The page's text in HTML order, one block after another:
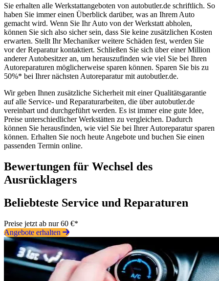
Sie erhalten alle Werkstattangeboten von autobutler.de schriftlich. So
haben Sie immer einen Überblick darüber, was an Ihrem Auto
gemacht wird. Wenn Sie Ihr Auto von der Werkstatt abholen,
können Sie sich also sicher sein, dass Sie keine zusätzlichen Kosten
erwarten. Stellt Ihr Mechaniker weitere Schäden fest, werden Sie
vor der Reparatur kontaktiert. Schließen Sie sich über einer Million
anderer Autobesitzer an, um herauszufinden wie viel Sie bei Ihren
Autoreparaturen möglicherweise sparen können. Sparen Sie bis zu
50%* bei Ihrer nächsten Autoreparatur mit autobutler.de.
Wir geben Ihnen zusätzliche Sicherheit mit einer Qualitätsgarantie
auf alle Service- und Reparaturarbeiten, die über autobutler.de
vereinbart und durchgeführt werden. Es ist immer eine gute Idee,
Preise unterschiedlicher Werkstätten zu vergleichen. Dadurch
können Sie herausfinden, wie viel Sie bei Ihrer Autoreparatur sparen
können. Erhalten Sie noch heute Angebote und buchen Sie einen
passenden Termin online.
Bewertungen für Wechsel des
Ausrücklagers
Beliebteste Service und Reparaturen
Preise jetzt ab nur 60 €*
Angebote erhalten